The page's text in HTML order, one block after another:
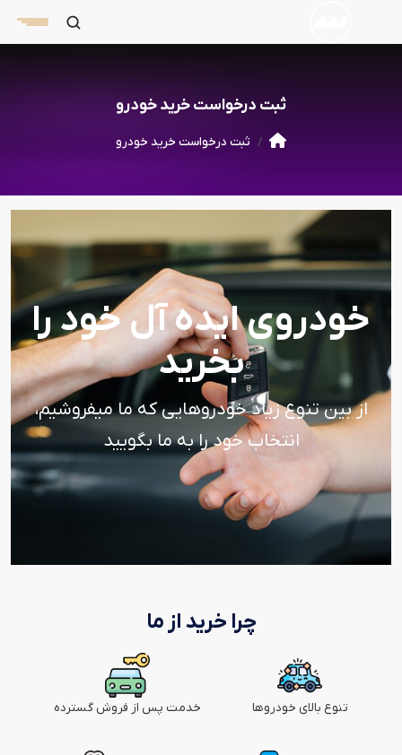
ثبت درخواست خرید خودرو
ثبت درخواست خرید خودرو
خودروی ایده آل خود را
بخرید
از بین تنوع زیاد خودروهایی که ما میفروشیم،
انتخاب خود را به ما بگویید
چرا خرید از ما
تنوع بالای خودروها خدمت پس از فروش گسترده